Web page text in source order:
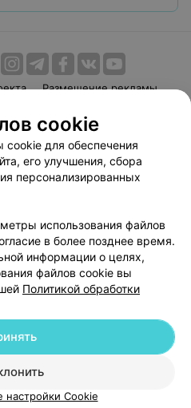
Размещение рекламы
Способы оплаты
Партнеры
103.by
настройки cookie
данных
| 220012, Республика Беларусь,
2, пом. 16 | help@103.by
+375 291212755
cookie
cookie для обеспечения
его улучшения, сбора
персонализированных
использования файлов
в более позднее время.
информации о целях,
файлов cookie вы
Политикой обработки
настройки Cookie